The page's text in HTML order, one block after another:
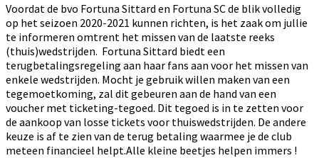
Voordat de bvo Fortuna Sittard en Fortuna SC de blik volledig
op het seizoen 2020-2021 kunnen richten, is het zaak om jullie
te informeren omtrent het missen van de laatste reeks
(thuis)wedstrijden. Fortuna Sittard biedt een
terugbetalingsregeling aan haar fans aan voor het missen van
enkele wedstrijden. Mocht je gebruik willen maken van een
tegemoetkoming, zal dit gebeuren aan de hand van een
voucher met ticketing-tegoed. Dit tegoed is in te zetten voor
de aankoop van losse tickets voor thuiswedstrijden. De andere
keuze is af te zien van de terug betaling waarmee je de club
meteen financieel helpt.Alle kleine beetjes helpen immers !